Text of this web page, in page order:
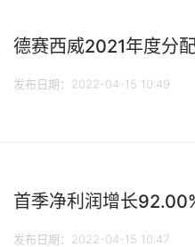
德赛西威2021年度分
发布日期：2022-04-15 10:49
首季净利润增长
发布日期：2022-04-15 10:47